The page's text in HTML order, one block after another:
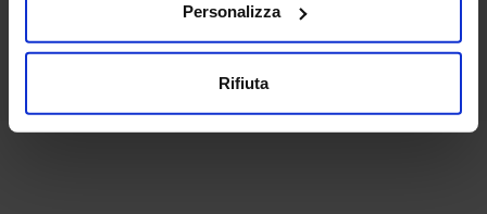
Personalizza
Rifiuta